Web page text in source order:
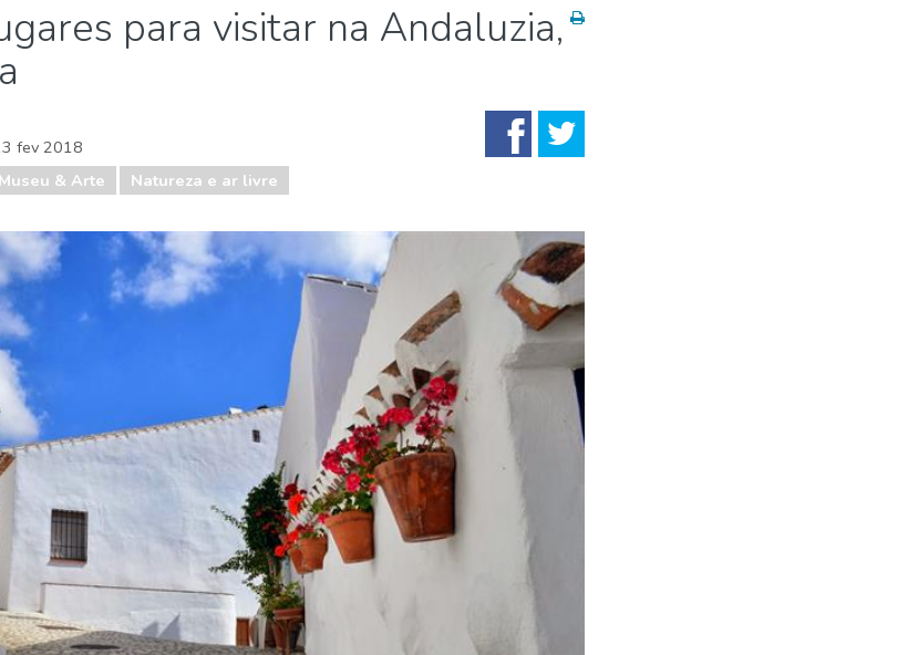
Desportos e aventura Eventos locais Museu & Arte Natureza e ar livre
para visitar na Andaluzia,
fev 2018
Museu & Arte Natureza e ar livre